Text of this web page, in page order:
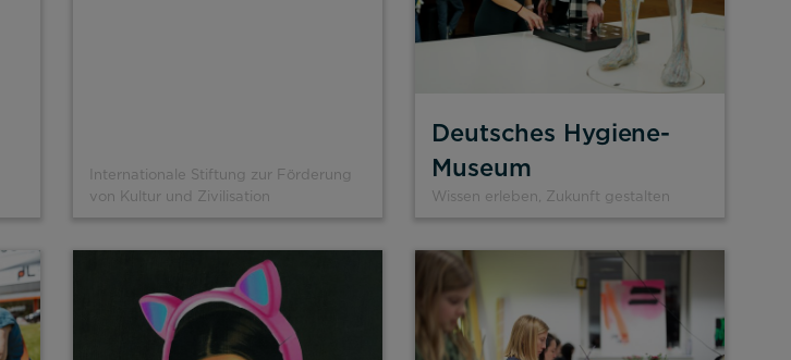
Internationale Stiftung zur Förderung
von Kultur und Zivilisation
Deutsches Hygiene-
Museum
Wissen erleben, Zukunft gestalten